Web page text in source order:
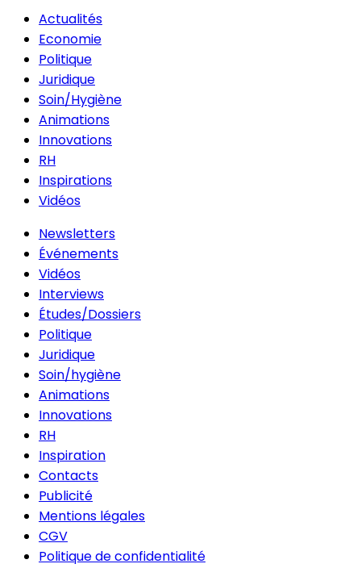
Actualités
Economie
Politique
Juridique
Soin/Hygiène
Animations
Innovations
RH
Inspirations
Vidéos
Newsletters
Événements
Vidéos
Interviews
Études/Dossiers
Politique
Juridique
Soin/hygiène
Animations
Innovations
RH
Inspiration
Contacts
Publicité
Mentions légales
CGV
Politique de confidentialité